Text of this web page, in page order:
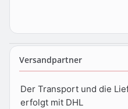
Versandpartner
Der Transport und die
erfolgt mit DHL